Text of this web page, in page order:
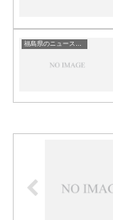
福島県のニュース一覧